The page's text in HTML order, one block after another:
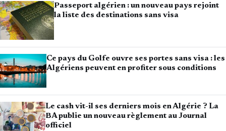
Passeport algérien : un nouveau pays rejoint
la liste des destinations sans visa
Ce pays du Golfe ouvre ses portes sans visa : les
Algériens peuvent en profiter sous conditions
Le cash vit-il ses derniers mois en Algérie ? La
BA publie un nouveau règlement au Journal
officiel